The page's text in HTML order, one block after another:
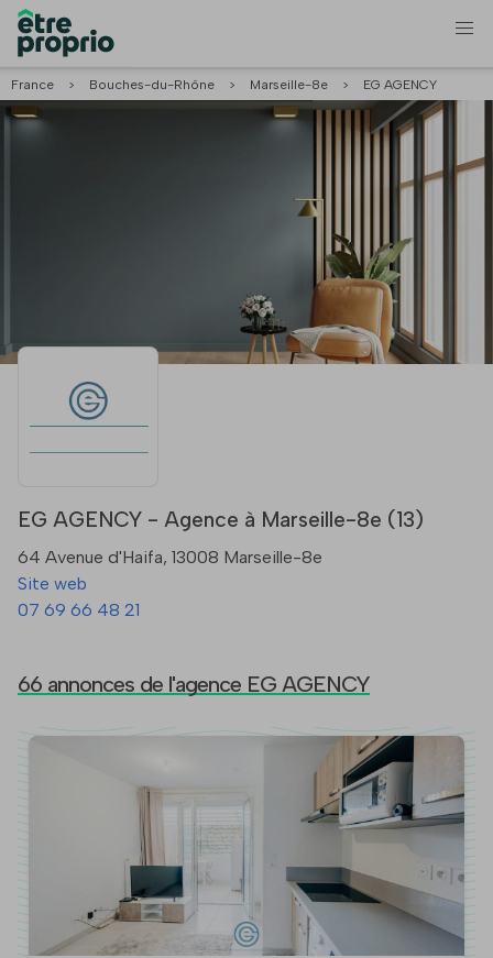
France > Bouches-du-Rhône > Marseille-8e > EG AGENCY
EG AGENCY - Agence à Marseille-8e (13)
64 Avenue d'Haifa, 13008 Marseille-8e
Site web
07 69 66 48 21
66 annonces de l'agence EG AGENCY